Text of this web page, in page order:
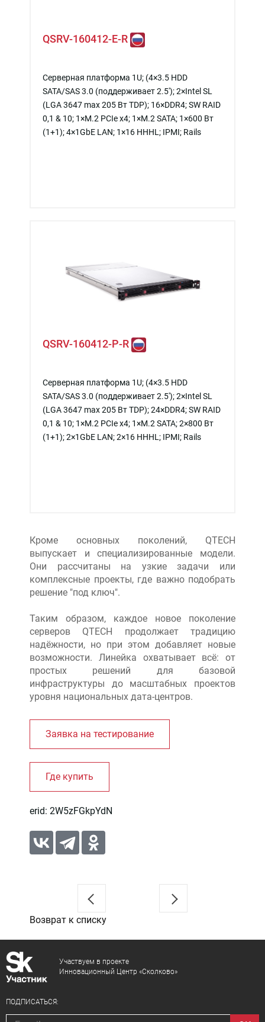
QSRV-160412-E-R
Серверная платформа 1U; (4×3.5 HDD
SATA/SAS 3.0 (поддерживает 2.5'); 2×Intel SL
(LGA 3647 max 205 Вт TDP); 16×DDR4; SW RAID
0,1 & 10; 1×M.2 PCIe x4; 1×M.2 SATA; 1×600 Вт
(1+1); 4×1GbE LAN; 1×16 HHHL; IPMI; Rails
QSRV-160412-P-R
Серверная платформа 1U; (4×3.5 HDD
SATA/SAS 3.0 (поддерживает 2.5'); 2×Intel SL
(LGA 3647 max 205 Вт TDP); 24×DDR4; SW RAID
0,1 & 10; 1×M.2 PCIe x4; 1×M.2 SATA; 2×800 Вт
(1+1); 2×1GbE LAN; 2×16 HHHL; IPMI; Rails
Кроме основных поколений, QTECH
выпускает и специализированные модели.
Они рассчитаны на узкие задачи или
комплексные проекты, где важно подобрать
решение "под ключ".
Таким образом, каждое новое поколение
серверов QTECH продолжает традицию
надёжности, но при этом добавляет новые
возможности. Линейка охватывает всё: от
простых решений для базовой
инфраструктуры до масштабных проектов
уровня национальных дата-центров.
erid: 2W5zFGkpYdN
Возврат к списку
Участвуем в проекте
Инновационный Центр «Сколково»
ПОДПИСАТЬСЯ: